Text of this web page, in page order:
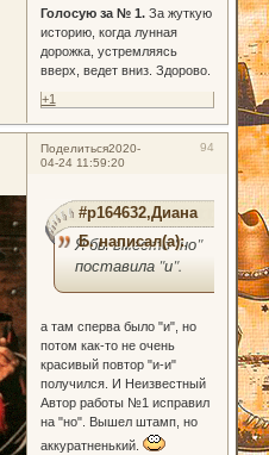
Голосую за № 1. За жуткую
историю, когда лунная
дорожка, устремляясь
вверх, ведет вниз. Здорово.
+1
Поделиться 94
2020-
04-24 11:59:20
#p164632,Диана
Б. написал(а):
Я бы вместо "но"
поставила "и".
а там сперва было "и", но
потом как-то не очень
красивый повтор "и-и"
получился. И Неизвестный
Автор работы №1 исправил
на "но". Вышел штамп, но
аккуратненький.